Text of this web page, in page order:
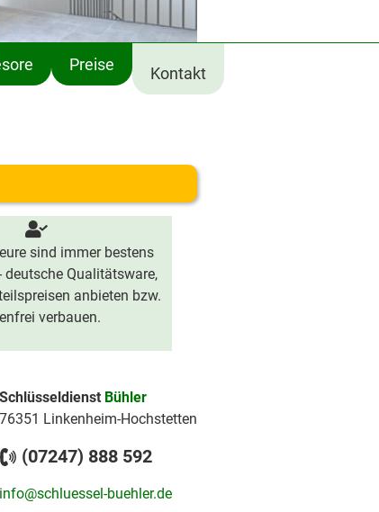
Preise Kontakt
sind immer bestens
deutsche Qualitätsware,
anbieten bzw.
verbauen.
Schlüsseldienst Bühler
76351 Linkenheim-Hochstetten
(07247) 888 592
info@schluessel-buehler.de